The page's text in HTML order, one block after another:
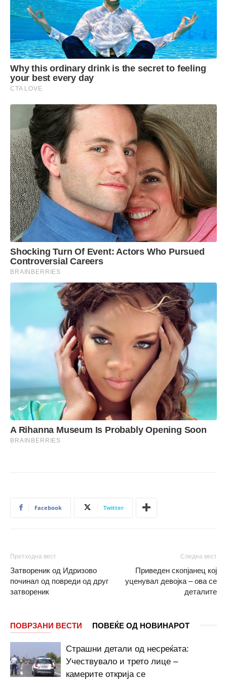
Facebook Twitter
Претходна вест
Затвореник од Идризово
починал од повреди од друг
затвореник
Следна вест
Приведен скопјанец кој
уценувал девојка – ова се
деталите
ПОВРЗАНИ ВЕСТИ ПОВЕЌЕ ОД НОВИНАРОТ
Страшни детали од несреќата:
Учествувало и трето лице –
камерите открија се